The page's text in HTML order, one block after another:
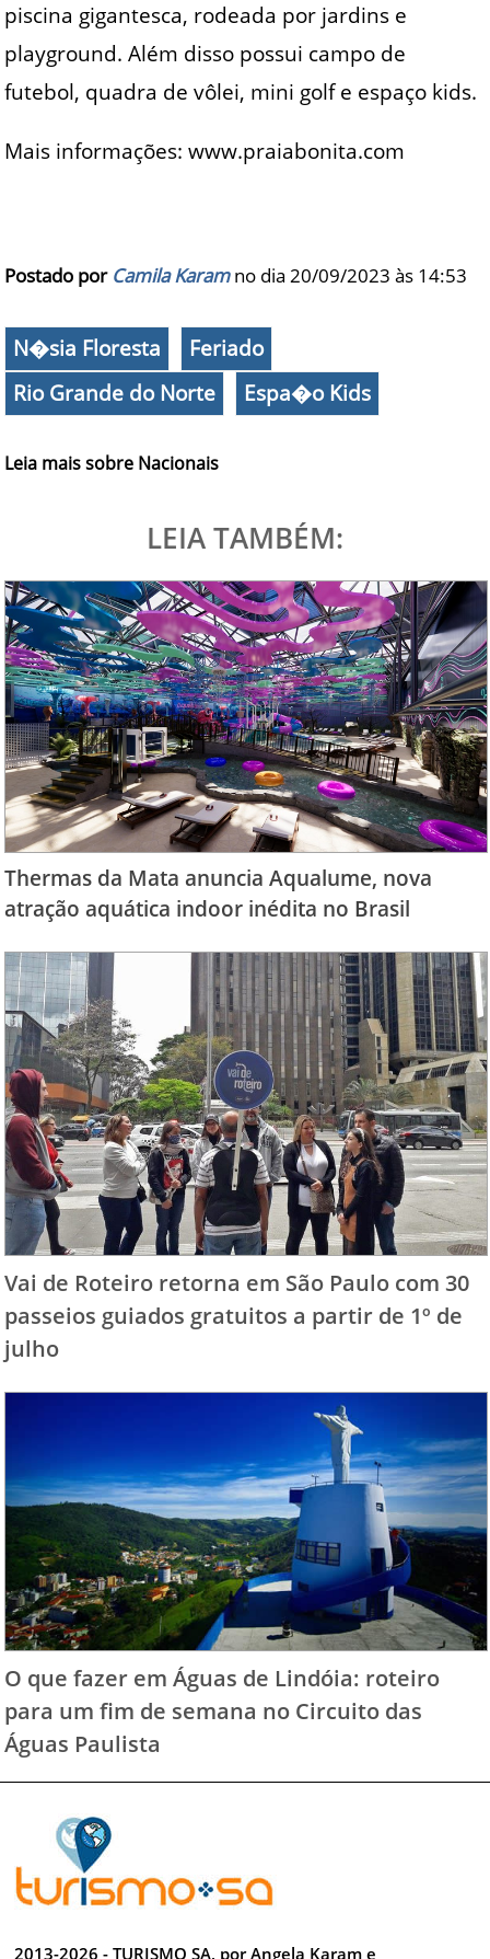
piscina gigantesca, rodeada por jardins e
playground. Além disso possui campo de
futebol, quadra de vôlei, mini golf e espaço kids.
Mais informações: www.praiabonita.com
Postado por Camila Karamno dia 20/09/2023 às 14:53
N�sia Floresta
Feriado
Rio Grande do Norte
Espa�o Kids
Leia mais sobre Nacionais
LEIA TAMBÉM:
Thermas da Mata anuncia Aqualume, nova
atração aquática indoor inédita no Brasil
Vai de Roteiro retorna em São Paulo com 30
passeios guiados gratuitos a partir de 1º de
julho
O que fazer em Águas de Lindóia: roteiro
para um fim de semana no Circuito das
Águas Paulista
2013-2026 - TURISMO SA, por Angela Karam e